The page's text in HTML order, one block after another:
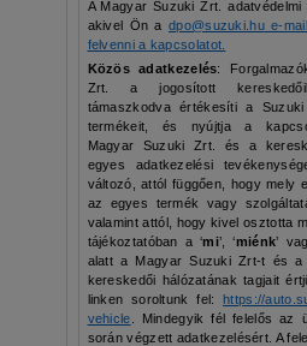
A Magyar Suzuki Zrt.
akivel Ön adpo@suzuki.hue-
felvenni a kapcsolatot.
Közös adatkezelés:
Zrt. a jogosított
támaszkodva értékesíti a
termékeit, és nyújtja a
Magyar Suzuki Zrt. és a
egyes adatkezelési
változó, attól függően, hogy mely
az egyes termék vagy
valamint attól, hogy kivel osztotta
tájékoztatóban a ‘mi’, ‘miénk’
alatt a Magyar Suzuki Zrt-t és a
kereskedői hálózatának tagjait
linken soroltunk fel:https://
vehicle . Mindegyik fél felelős az
során végzett adatkezelésért. A